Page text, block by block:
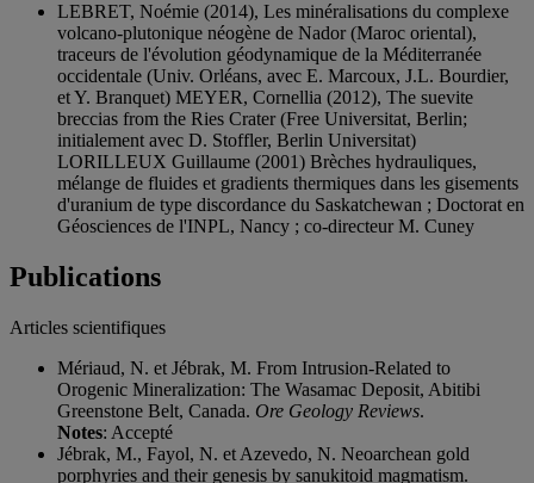
LEBRET, Noémie (2014), Les minéralisations du complexe
volcano-plutonique néogène de Nador (Maroc oriental),
traceurs de l'évolution géodynamique de la Méditerranée
occidentale (Univ. Orléans, avec E. Marcoux, J.L. Bourdier,
et Y. Branquet) MEYER, Cornellia (2012), The suevite
breccias from the Ries Crater (Free Universitat, Berlin;
initialement avec D. Stoffler, Berlin Universitat)
LORILLEUX Guillaume (2001) Brèches hydrauliques,
mélange de fluides et gradients thermiques dans les gisements
d'uranium de type discordance du Saskatchewan ; Doctorat en
Géosciences de l'INPL, Nancy ; co-directeur M. Cuney
Publications
Articles scientifiques
Mériaud, N. et Jébrak, M. From Intrusion-Related to
Orogenic Mineralization: The Wasamac Deposit, Abitibi
Greenstone Belt, Canada. Ore Geology Reviews.
Notes: Accepté
Jébrak, M., Fayol, N. et Azevedo, N. Neoarchean gold
porphyries and their genesis by sanukitoid magmatism.